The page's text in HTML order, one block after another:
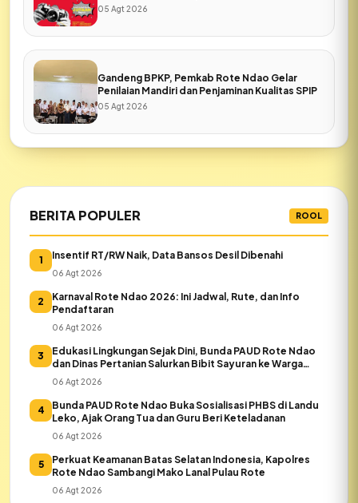
05 Agt 2026
Gandeng BPKP, Pemkab Rote Ndao Gelar
Penilaian Mandiri dan Penjaminan Kualitas SPIP
05 Agt 2026
BERITA POPULER ROOL
1 Insentif RT/RW Naik, Data Bansos Desil Dibenahi
06 Agt 2026
2
Karnaval Rote Ndao 2026: Ini Jadwal, Rute, dan Info
Pendaftaran
06 Agt 2026
3
Edukasi Lingkungan Sejak Dini, Bunda PAUD Rote Ndao
dan Dinas Pertanian Salurkan Bibit Sayuran ke Warga
Daeloni
06 Agt 2026
4
Bunda PAUD Rote Ndao Buka Sosialisasi PHBS di Landu
Leko, Ajak Orang Tua dan Guru Beri Keteladanan
06 Agt 2026
5
Perkuat Keamanan Batas Selatan Indonesia, Kapolres
Rote Ndao Sambangi Mako Lanal Pulau Rote
06 Agt 2026